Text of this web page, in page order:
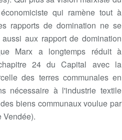
qui ramène tout à
rapports de domination ne se
aux rapport de domination
Marx a longtemps réduit à
24 du Capital avec la
des terres communales en
nécessaire à l'industrie textile
biens communaux voulue par
Vendée).